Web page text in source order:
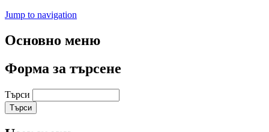
Jump to navigation
Основно меню
Форма за търсене
Търси